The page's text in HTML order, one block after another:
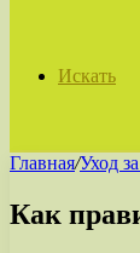
Искать
Главная/Уход
Как